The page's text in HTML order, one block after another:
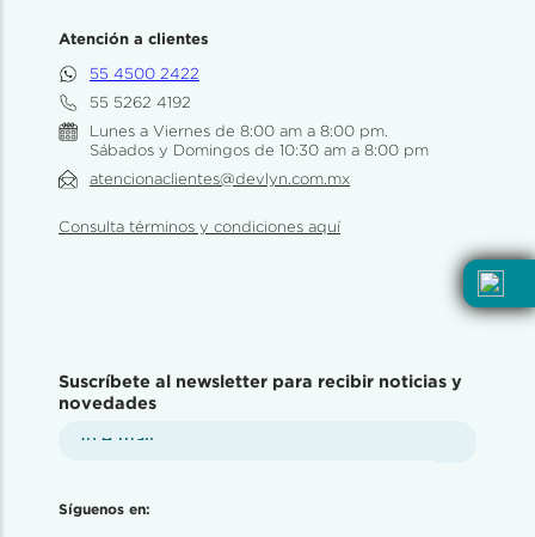
Atención a clientes
55 4500 2422
55 5262 4192
Lunes a Viernes de 8:00 am a 8:00 pm.
Sábados y Domingos de 10:30 am a 8:00 pm
atencionaclientes@devlyn.com.mx
Consulta términos y condiciones aquí
Suscríbete al newsletter para recibir noticias y
novedades
Síguenos en: